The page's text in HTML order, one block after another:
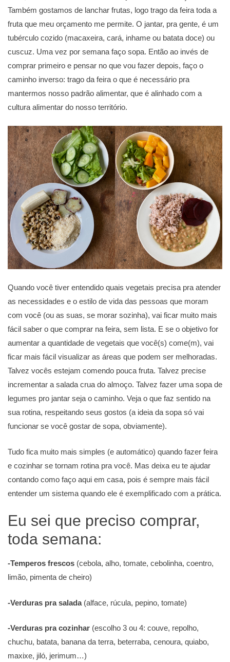
Também gostamos de lanchar frutas, logo trago da feira toda a
fruta que meu orçamento me permite. O jantar, pra gente, é um
tubérculo cozido (macaxeira, cará, inhame ou batata doce) ou
cuscuz. Uma vez por semana faço sopa. Então ao invés de
comprar primeiro e pensar no que vou fazer depois, faço o
caminho inverso: trago da feira o que é necessário pra
mantermos nosso padrão alimentar, que é alinhado com a
cultura alimentar do nosso território.
Quando você tiver entendido quais vegetais precisa pra atender
as necessidades e o estilo de vida das pessoas que moram
com você (ou as suas, se morar sozinha), vai ficar muito mais
fácil saber o que comprar na feira, sem lista. E se o objetivo for
aumentar a quantidade de vegetais que você(s) come(m), vai
ficar mais fácil visualizar as áreas que podem ser melhoradas.
Talvez vocês estejam comendo pouca fruta. Talvez precise
incrementar a salada crua do almoço. Talvez fazer uma sopa de
legumes pro jantar seja o caminho. Veja o que faz sentido na
sua rotina, respeitando seus gostos (a ideia da sopa só vai
funcionar se você gostar de sopa, obviamente).
Tudo fica muito mais simples (e automático) quando fazer feira
e cozinhar se tornam rotina pra você. Mas deixa eu te ajudar
contando como faço aqui em casa, pois é sempre mais fácil
entender um sistema quando ele é exemplificado com a prática.
Eu sei que preciso comprar,
toda semana:
-Temperos frescos (cebola, alho, tomate, cebolinha, coentro,
limão, pimenta de cheiro)
-Verduras pra salada(alface, rúcula, pepino, tomate)
-Verduras pra cozinhar (escolho 3 ou 4: couve, repolho,
chuchu, batata, banana da terra, beterraba, cenoura, quiabo,
maxixe, jiló, jerimum…)